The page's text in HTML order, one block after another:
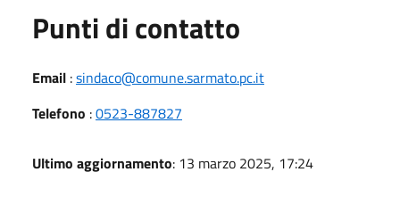
Punti di contatto
Email :sindaco@comune.sarmato.pc.it
Telefono :0523-887827
Ultimo aggiornamento: 13 marzo 2025, 17:24